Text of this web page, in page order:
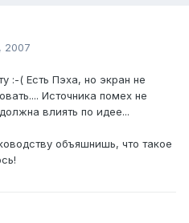
2007
:-( Есть Пэха, но экран не
Источника помех не
влиять по идее...
объяшнишь, что такое